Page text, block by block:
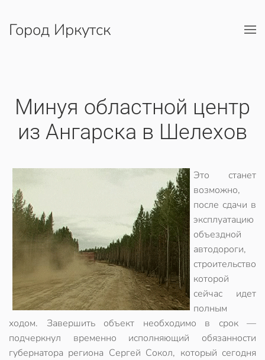
Перейти к содержимому
Город Иркутск
Минуя областной центр
из Ангарска в Шелехов
Это станет
возможно,
после сдачи в
эксплуатацию
объездной
автодороги,
строительство
которой
сейчас идет
полным
ходом. Завершить объект необходимо в срок —
подчеркнул временно исполняющий обязанности
губернатора региона Сергей Сокол, который сегодня